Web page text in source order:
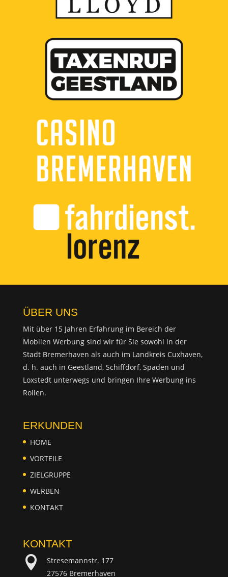
ÜBER UNS
Mit über 15 Jahren Erfahrung im Bereich der
Mobilen Werbung sind wir für Sie sowohl in der
Stadt Bremerhaven als auch im Landkreis Cuxhaven,
d. h. auch in Geestland, Schiffdorf, Spaden und
Loxstedt unterwegs und bringen Ihre Werbung ins
Rollen.
ERKUNDEN
HOME
VORTEILE
ZIELGRUPPE
WERBEN
KONTAKT
KONTAKT

Stresemannstr. 177
27576 Bremerhaven